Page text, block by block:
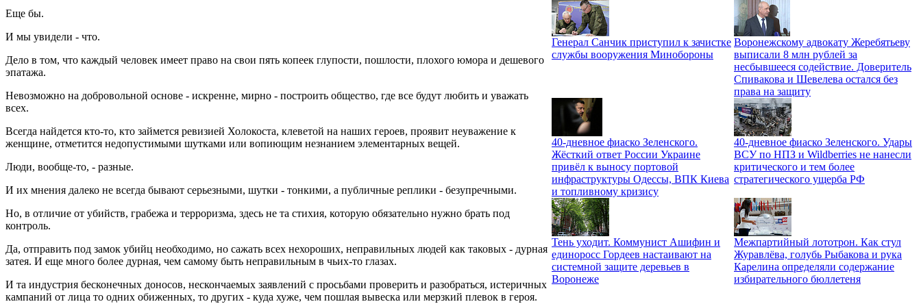
Еще бы.
И мы увидели - что.
Дело в том, что каждый человек имеет право на свои пять копеек глупости, пошлости, плохого юмора и дешевого
эпатажа.
Невозможно на добровольной основе - искренне, мирно - построить общество, где все будут любить и уважать
всех.
Всегда найдется кто-то, кто займется ревизией Холокоста, клеветой на наших героев, проявит неуважение к
женщине, отметится недопустимыми шутками или вопиющим незнанием элементарных вещей.
Люди, вообще-то, - разные.
И их мнения далеко не всегда бывают серьезными, шутки - тонкими, а публичные реплики - безупречными.
Но, в отличие от убийств, грабежа и терроризма, здесь не та стихия, которую обязательно нужно брать под
контроль.
Да, отправить под замок убийц необходимо, но сажать всех нехороших, неправильных людей как таковых - дурная
затея. И еще много более дурная, чем самому быть неправильным в чьих-то глазах.
И та индустрия бесконечных доносов, нескончаемых заявлений с просьбами проверить и разобраться, истеричных
кампаний от лица то одних обиженных, то других - куда хуже, чем пошлая вывеска или мерзкий плевок в героя.
Генерал Санчик приступил к зачистке
службы вооружения Минобороны
Воронежскому адвокату Жеребятьеву
выписали 8 млн рублей за
несбывшееся содействие. Доверитель
Спивакова и Шевелева остался без
права на защиту
40-дневное фиаско Зеленского.
Жёсткий ответ России Украине
привёл к выносу портовой
инфраструктуры Одессы, ВПК Киева
и топливному кризису
40-дневное фиаско Зеленского. Удары
ВСУ по НПЗ и Wildberries не нанесли
критического и тем более
стратегического ущерба РФ
Тень уходит. Коммунист Ашифин и
единоросс Гордеев настаивают на
системной защите деревьев в
Воронеже
Межпартийный лототрон. Как стул
Журавлёва, голубь Рыбакова и рука
Карелина определяли содержание
избирательного бюллетеня